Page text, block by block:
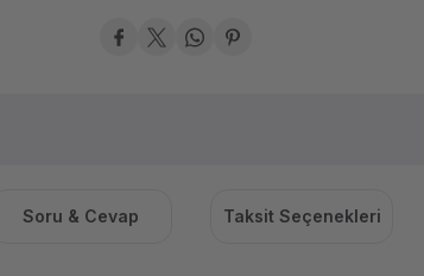
Soru & Cevap Taksit Seçenekleri